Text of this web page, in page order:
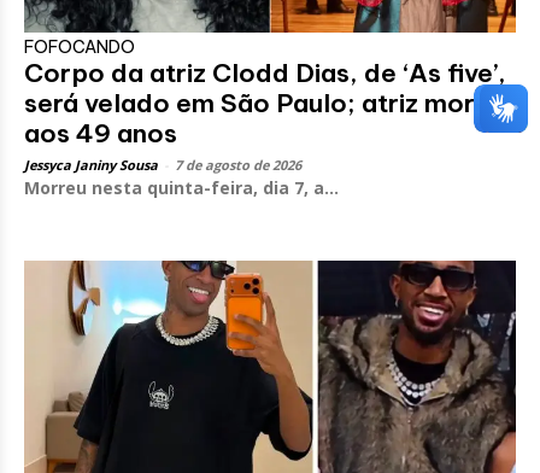
FOFOCANDO
Corpo da atriz Clodd Dias, de ‘As five’,
será velado em São Paulo; atriz morreu
aos 49 anos
Jessyca Janiny Sousa 7 de agosto de 2026
Morreu nesta quinta-feira, dia 7, a...